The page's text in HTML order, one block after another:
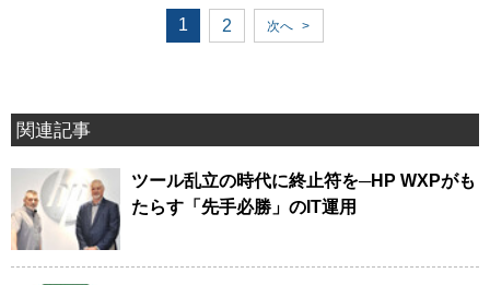
1 2 次へ >
関連記事
ツール乱立の時代に終止符を─HP WXPがも
たらす「先手必勝」のIT運用